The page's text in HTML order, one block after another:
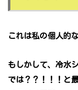
これは私の個人的
もしかして、冷水
では？？！！！と